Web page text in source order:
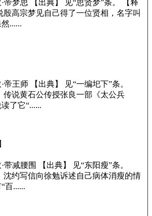
帝梦思 【出典】 见“思贤梦”条。 【释
殷高宗梦见自己得了一位贤相，名字叫
......
帝王师 【出典】 见“一编圯下”条。
传说黄石公传授张良一部《太公兵
了它“......
带减腰围 【出典】 见“东阳瘦”条。
沈约写信向徐勉诉述自己病体消瘦的情
百......